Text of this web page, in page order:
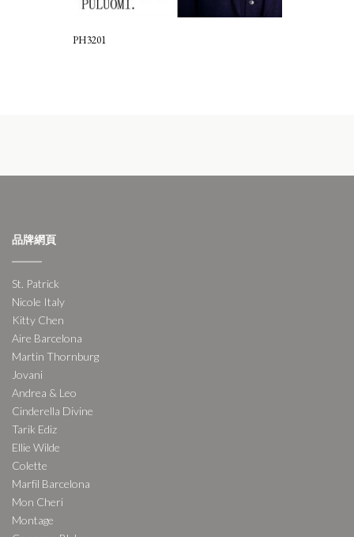
PH3201
品牌網頁
St. Patrick
Nicole Italy
Kitty Chen
Aire Barcelona
Martin Thornburg
Jovani
Andrea & Leo
Cinderella Divine
Tarik Ediz
Ellie Wilde
Colette
Marfil Barcelona
Mon Cheri
Montage